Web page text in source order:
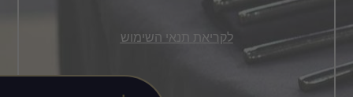
לקריאת תנאי השימוש